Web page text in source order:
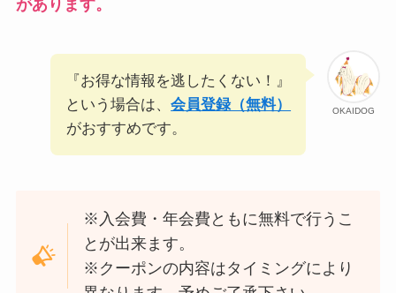
があります。
OKAIDOG
『お得な情報を逃したくない！』
という場合は、会員登録（無料）
がおすすめです。
※入会費・年会費ともに無料で行うこ
とが出来ます。
※クーポンの内容はタイミングにより